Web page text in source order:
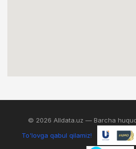
© 2026 Alldata.uz — Barcha
To'lovga qabul qilamiz!